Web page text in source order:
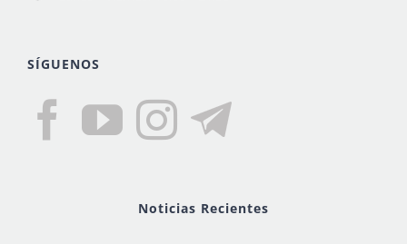
SÍGUENOS
Noticias Recientes